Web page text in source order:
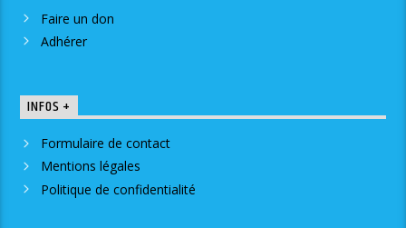
Faire un don
Adhérer
INFOS +
Formulaire de contact
Mentions légales
Politique de confidentialité